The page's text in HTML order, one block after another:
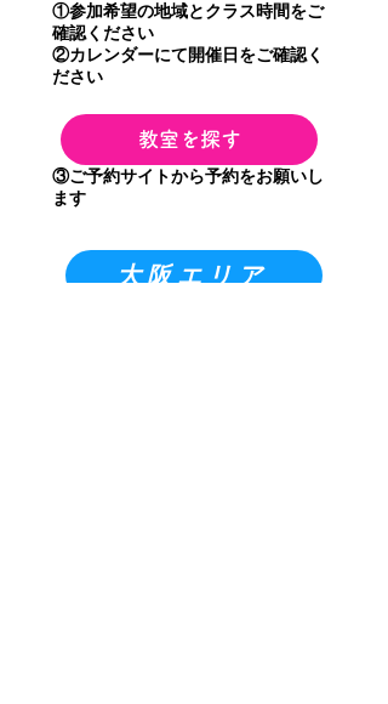
①参加希望の地域とクラス時間をご
確認ください
②カレンダーにて開催日をご確認く
ださい
③ご予約サイトから予約をお願いし
ます
​教室を探す
大阪エリア